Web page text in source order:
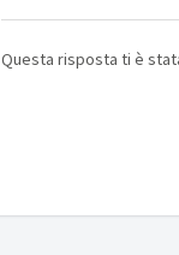
Questa risposta ti è